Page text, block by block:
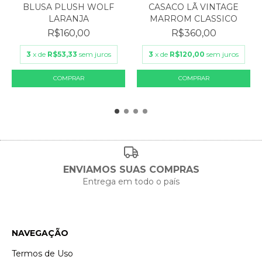
BLUSA PLUSH WOLF
LARANJA
R$160,00
3 x de R$53,33 sem juros
CASACO LÃ VINTAGE
MARROM CLASSICO
R$360,00
3 x de R$120,00 sem juros
ENVIAMOS SUAS COMPRAS
Entrega em todo o país
NAVEGAÇÃO
Termos de Uso